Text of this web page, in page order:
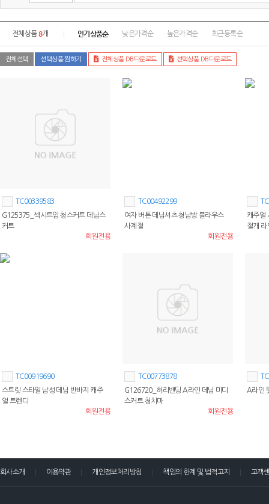
전체상품8개 인기상품순 낮은가격순 높은가격순 최근등록순
전체선택 선택상품 찜하기 전체상품 DB다운로드 선택상품 DB다운로드
TC00339583
G125375_섹시트임 청스커트 데님스
커트
회원전용
TC00492299
여자 버튼 데님셔츠 청남방 블라우스
사계절
회원전용
캐주얼
절개 라
TC00919690
스트릿 스타일 남성 데님 반바지 캐주
얼 트렌디
회원전용
TC00773878
G126720_허리밴딩 A라인 데님 미디
스커트 청치마
회원전용
A라인
회사소개 이용약관 개인정보처리방침 책임의 한계 및 법적고지 고객